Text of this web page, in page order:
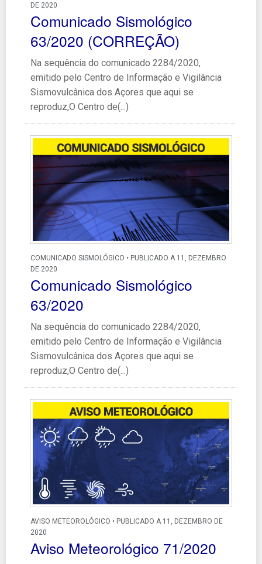
DE 2020
Comunicado Sismológico
63/2020 (CORREÇÃO)
Na sequência do comunicado 2284/2020,
emitido pelo Centro de Informação e Vigilância
Sismovulcânica dos Açores que aqui se
reproduz,O Centro de(...)
COMUNICADO SISMOLÓGICO • PUBLICADO A 11, DEZEMBRO
DE 2020
Comunicado Sismológico
63/2020
Na sequência do comunicado 2284/2020,
emitido pelo Centro de Informação e Vigilância
Sismovulcânica dos Açores que aqui se
reproduz,O Centro de(...)
AVISO METEOROLÓGICO • PUBLICADO A 11, DEZEMBRO DE
2020
Aviso Meteorológico 71/2020